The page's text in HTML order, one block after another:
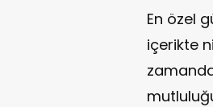
En özel
içerikte